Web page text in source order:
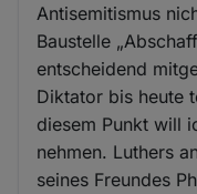
Antisemitismus
Baustelle
entscheidend
Diktator bis heute
diesem Punkt will
nehmen. Luthers
seines Freundes